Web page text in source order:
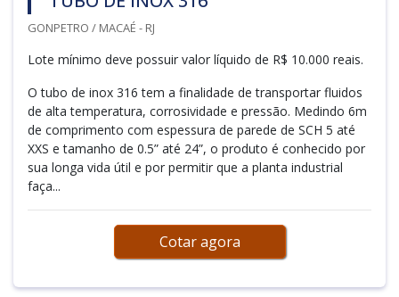
GONPETRO / MACAÉ - RJ
Lote mínimo deve possuir valor líquido de R$ 10.000 reais.
O tubo de inox 316 tem a finalidade de transportar fluidos
de alta temperatura, corrosividade e pressão. Medindo 6m
de comprimento com espessura de parede de SCH 5 até
XXS e tamanho de 0.5” até 24”, o produto é conhecido por
sua longa vida útil e por permitir que a planta industrial
faça...
Cotar agora